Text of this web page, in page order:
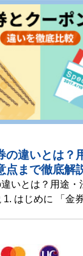
の違いとは？
点まで徹底解
いとは？用途・
はじめに 「金